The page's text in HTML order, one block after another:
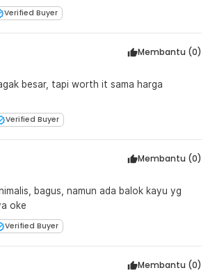
Verified Buyer
Membantu (0)
besar, tapi worth it sama harga
Verified Buyer
Membantu (0)
bagus, namun ada balok kayu yg
oke
Verified Buyer
Membantu (0)